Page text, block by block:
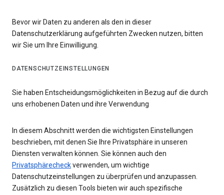
Bevor wir Daten zu anderen als den in dieser
Datenschutzerklärung aufgeführten Zwecken nutzen, bitten
wir Sie um Ihre Einwilligung.
DATENSCHUTZEINSTELLUNGEN
Sie haben Entscheidungsmöglichkeiten in Bezug auf die durch
uns erhobenen Daten und ihre Verwendung
In diesem Abschnitt werden die wichtigsten Einstellungen
beschrieben, mit denen Sie Ihre Privatsphäre in unseren
Diensten verwalten können. Sie können auch den
Privatsphärecheckverwenden, um wichtige
Datenschutzeinstellungen zu überprüfen und anzupassen.
Zusätzlich zu diesen Tools bieten wir auch spezifische